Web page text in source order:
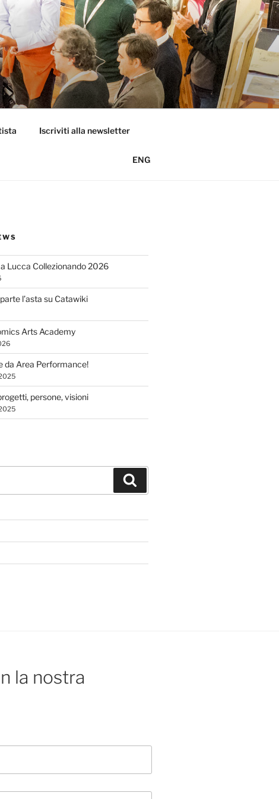
Iscriviti alla newsletter
ENG
Lucca Collezionando 2026
l’asta su Catawiki
Arts Academy
da Area Performance!
persone, visioni
la nostra